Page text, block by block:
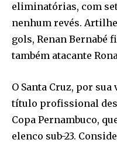
eliminatórias, com
nenhum revés.
gols, Renan Bernabé
também atacante
O Santa Cruz, por
título profissional
Copa Pernambuco,
elenco sub-23.